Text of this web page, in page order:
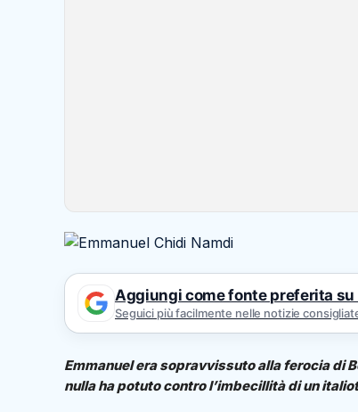
Aggiungi come fonte preferita su
Seguici più facilmente nelle notizie
Emmanuel era sopravvissuto alla ferocia di
nulla ha potuto contro l’imbecillità di un